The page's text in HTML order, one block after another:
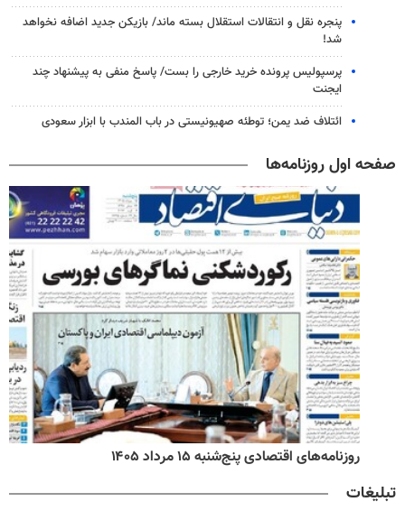
پنجره‌ نقل و انتقالات استقلال بسته ماند/ بازیکن جدید اضافه نخواهد
شد!
پرسپولیس پرونده خرید خارجی را بست/ پاسخ منفی به پیشنهاد چند
ایجنت
ائتلاف ضد یمن؛ توطئه صهیونیستی در باب المندب با ابزار سعودی
صفحه اول روزنامه‌ها
روزنامه‌های اقتصادی پنج‌شنبه ۱۵ مرداد ۱۴۰۵
تبلیغات